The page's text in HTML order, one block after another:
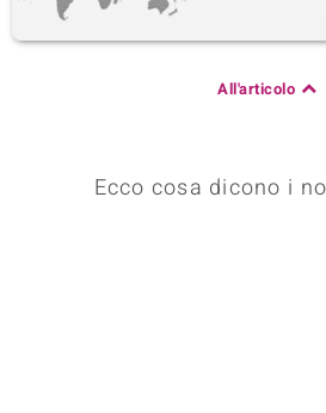
All'articolo
Ecco cosa dicono i